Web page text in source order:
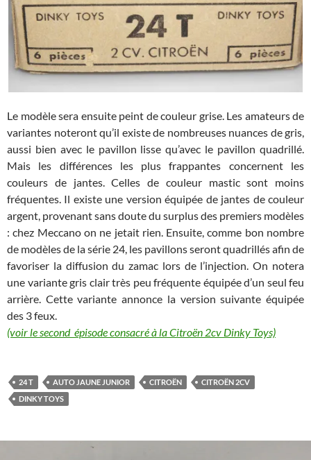
Le modèle sera ensuite peint de couleur grise. Les amateurs de
variantes noteront qu’il existe de nombreuses nuances de gris,
aussi bien avec le pavillon lisse qu’avec le pavillon quadrillé.
Mais les différences les plus frappantes concernent les
couleurs de jantes. Celles de couleur mastic sont moins
fréquentes. Il existe une version équipée de jantes de couleur
argent, provenant sans doute du surplus des premiers modèles
: chez Meccano on ne jetait rien. Ensuite, comme bon nombre
de modèles de la série 24, les pavillons seront quadrillés afin de
favoriser la diffusion du zamac lors de l’injection. On notera
une variante gris clair très peu fréquente équipée d’un seul feu
arrière. Cette variante annonce la version suivante équipée
des 3 feux.
(voir le second épisode consacré à la Citroën 2cv Dinky Toys)
24 T AUTO JAUNE JUNIOR CITROËN
CITROËN 2CV
DINKY TOYS